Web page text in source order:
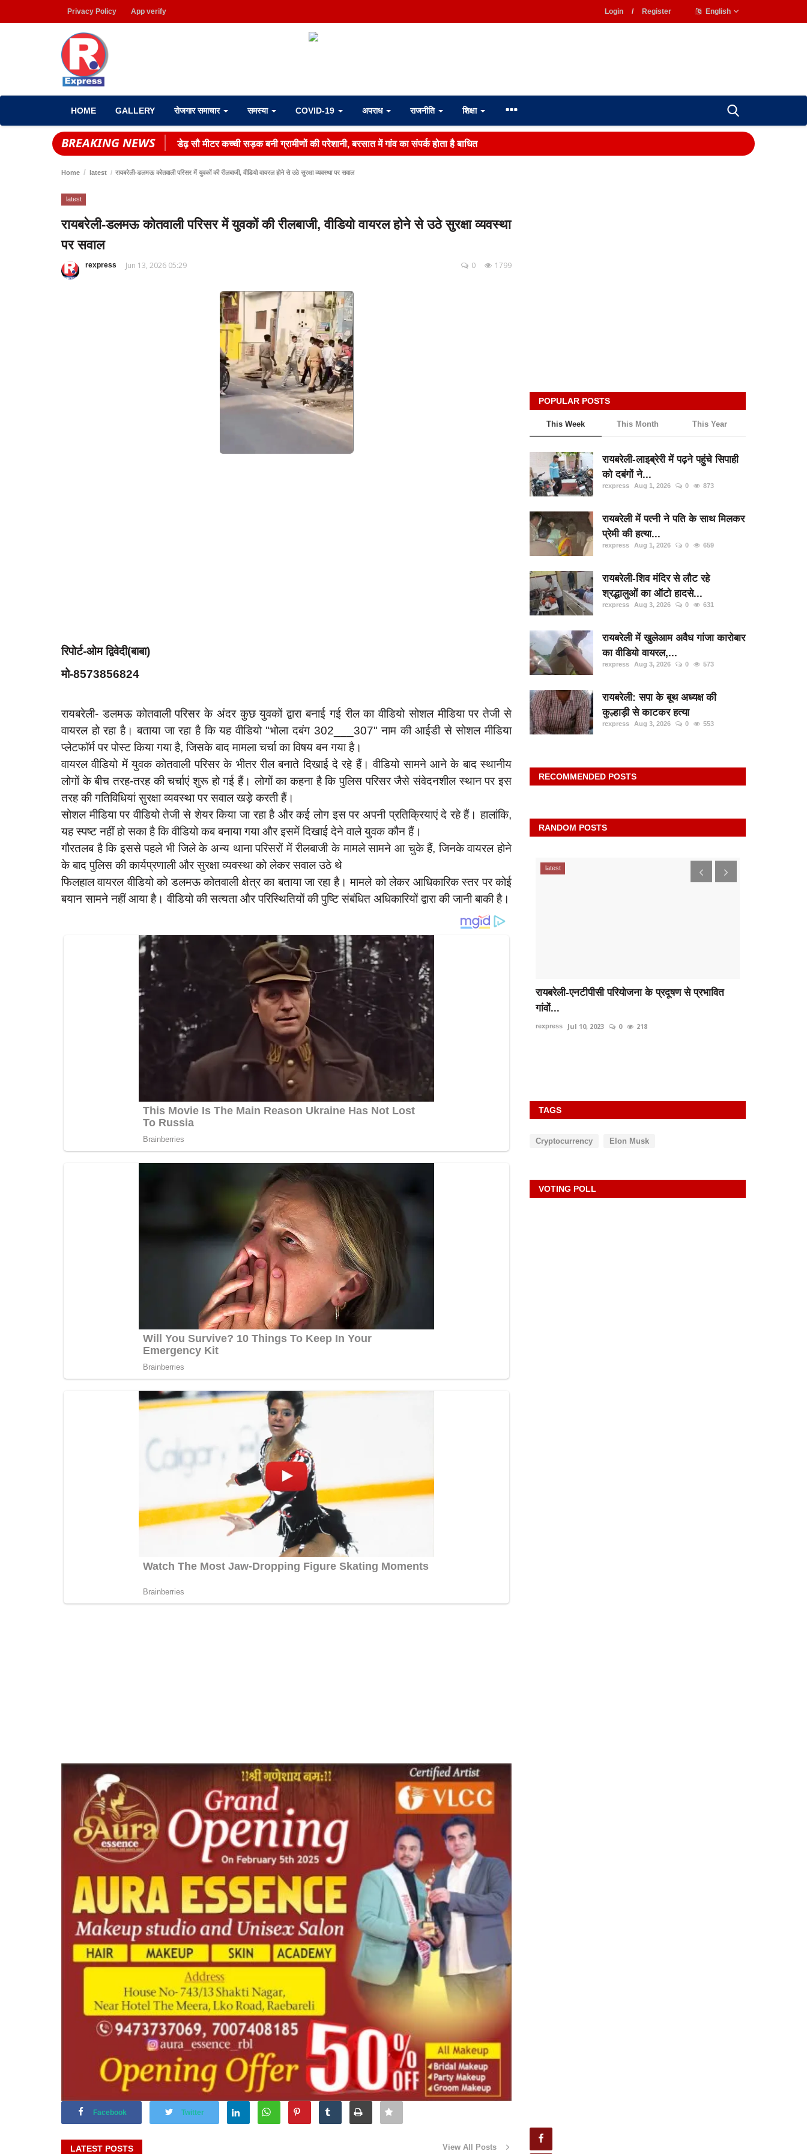
Privacy Policy App verify Login / Register English
HOME GALLERY रोजगार समाचार समस्या COVID-19 अपराध राजनीति शिक्षा
BREAKING NEWS डेढ़ सौ मीटर कच्ची सड़क बनी ग्रामीणों की परेशानी, बरसात में गांव का संपर्क होता है बाधित
Home latest रायबरेली-डलमऊ कोतवाली परिसर में युवकों की रीलबाजी, वीडियो वायरल होने से उठे सुरक्षा व्यवस्था पर सवाल
latest
रायबरेली-डलमऊ कोतवाली परिसर में युवकों की रीलबाजी, वीडियो वायरल होने से उठे सुरक्षा व्यवस्था
पर सवाल
rexpress Jun 13, 2026 05:29 1799
0
रिपोर्ट-ओम द्विवेदी(बाबा)
मो-8573856824
रायबरेली- डलमऊ कोतवाली परिसर के अंदर कुछ युवकों द्वारा बनाई गई रील का वीडियो सोशल मीडिया पर तेजी से
वायरल हो रहा है। बताया जा रहा है कि यह वीडियो "भोला दबंग 302___307" नाम की आईडी से सोशल मीडिया
प्लेटफॉर्म पर पोस्ट किया गया है, जिसके बाद मामला चर्चा का विषय बन गया है।
वायरल वीडियो में युवक कोतवाली परिसर के भीतर रील बनाते दिखाई दे रहे हैं। वीडियो सामने आने के बाद स्थानीय
लोगों के बीच तरह-तरह की चर्चाएं शुरू हो गई हैं। लोगों का कहना है कि पुलिस परिसर जैसे संवेदनशील स्थान पर इस
तरह की गतिविधियां सुरक्षा व्यवस्था पर सवाल खड़े करती हैं।
सोशल मीडिया पर वीडियो तेजी से शेयर किया जा रहा है और कई लोग इस पर अपनी प्रतिक्रियाएं दे रहे हैं। हालांकि,
यह स्पष्ट नहीं हो सका है कि वीडियो कब बनाया गया और इसमें दिखाई देने वाले युवक कौन हैं।
गौरतलब है कि इससे पहले भी जिले के अन्य थाना परिसरों में रीलबाजी के मामले सामने आ चुके हैं, जिनके वायरल होने
के बाद पुलिस की कार्यप्रणाली और सुरक्षा व्यवस्था को लेकर सवाल उठे थे
फिलहाल वायरल वीडियो को डलमऊ कोतवाली क्षेत्र का बताया जा रहा है। मामले को लेकर आधिकारिक स्तर पर कोई
बयान सामने नहीं आया है। वीडियो की सत्यता और परिस्थितियों की पुष्टि संबंधित अधिकारियों द्वारा की जानी बाकी है।
Facebook Twitter
LATEST POSTS View All Posts
POPULAR POSTS
This Week This Month This Year
रायबरेली-लाइब्रेरी में पढ़ने पहुंचे सिपाही
को दबंगों ने...
rexpress Aug 1, 2026 0 873
रायबरेली में पत्नी ने पति के साथ मिलकर
प्रेमी की हत्या...
rexpress Aug 1, 2026 0 659
रायबरेली-शिव मंदिर से लौट रहे
श्रद्धालुओं का ऑटो हादसे...
rexpress Aug 3, 2026 0 631
रायबरेली में खुलेआम अवैध गांजा कारोबार
का वीडियो वायरल,...
rexpress Aug 3, 2026 0 573
रायबरेली: सपा के बूथ अध्यक्ष की
कुल्हाड़ी से काटकर हत्या
rexpress Aug 3, 2026 0 553
RECOMMENDED POSTS
RANDOM POSTS
latest
Raibareli-PWD ऑफिस में नकाबपोश बदमाशो का
Feb 5, 2024 106
latest
रायबरेली-होटल मालिक से अपनी मजदूरी का पैसा मांगना
कारीगर...
rexpress 203
latest
रायबरेली-एनटीपीसी परियोजना के प्रदूषण से प्रभावित
गांवों...
rexpress Jul 10, 2023 0 218
TAGS
Cryptocurrency Elon Musk
VOTING POLL